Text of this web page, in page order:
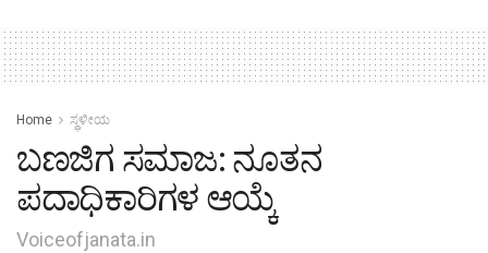
Home ಸ್ಥಳೀಯ
ಬಣಜಿಗ ಸಮಾಜ: ನೂತನ
ಪದಾಧಿಕಾರಿಗಳ ಆಯ್ಕೆ
Voiceofjanata.in